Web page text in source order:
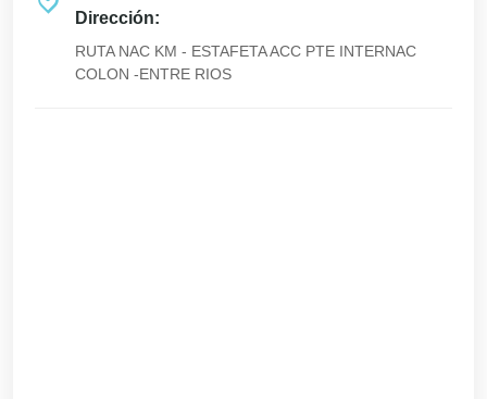
Dirección:
RUTA NAC KM - ESTAFETA ACC PTE INTERNAC
COLON -ENTRE RIOS